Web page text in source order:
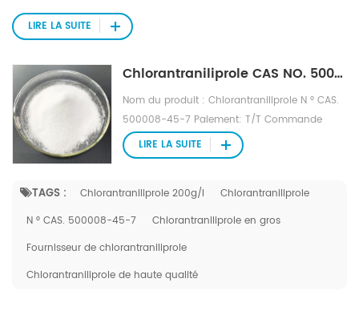
LIRE LA SUITE
Chlorantraniliprole CAS NO. 500008-45-7
Nom du produit : Chlorantraniliprole N ° CAS.
500008-45-7 Paiement: T/T Commande
minimum: 1000kg Délai de livraison : 7-15
jours
TAGS : Chlorantraniliprole 200g/l
Chlorantraniliprole
N ° CAS. 500008-45-7
Chlorantraniliprole en gros
Fournisseur de chlorantraniliprole
Chlorantraniliprole de haute qualité
LIRE LA SUITE